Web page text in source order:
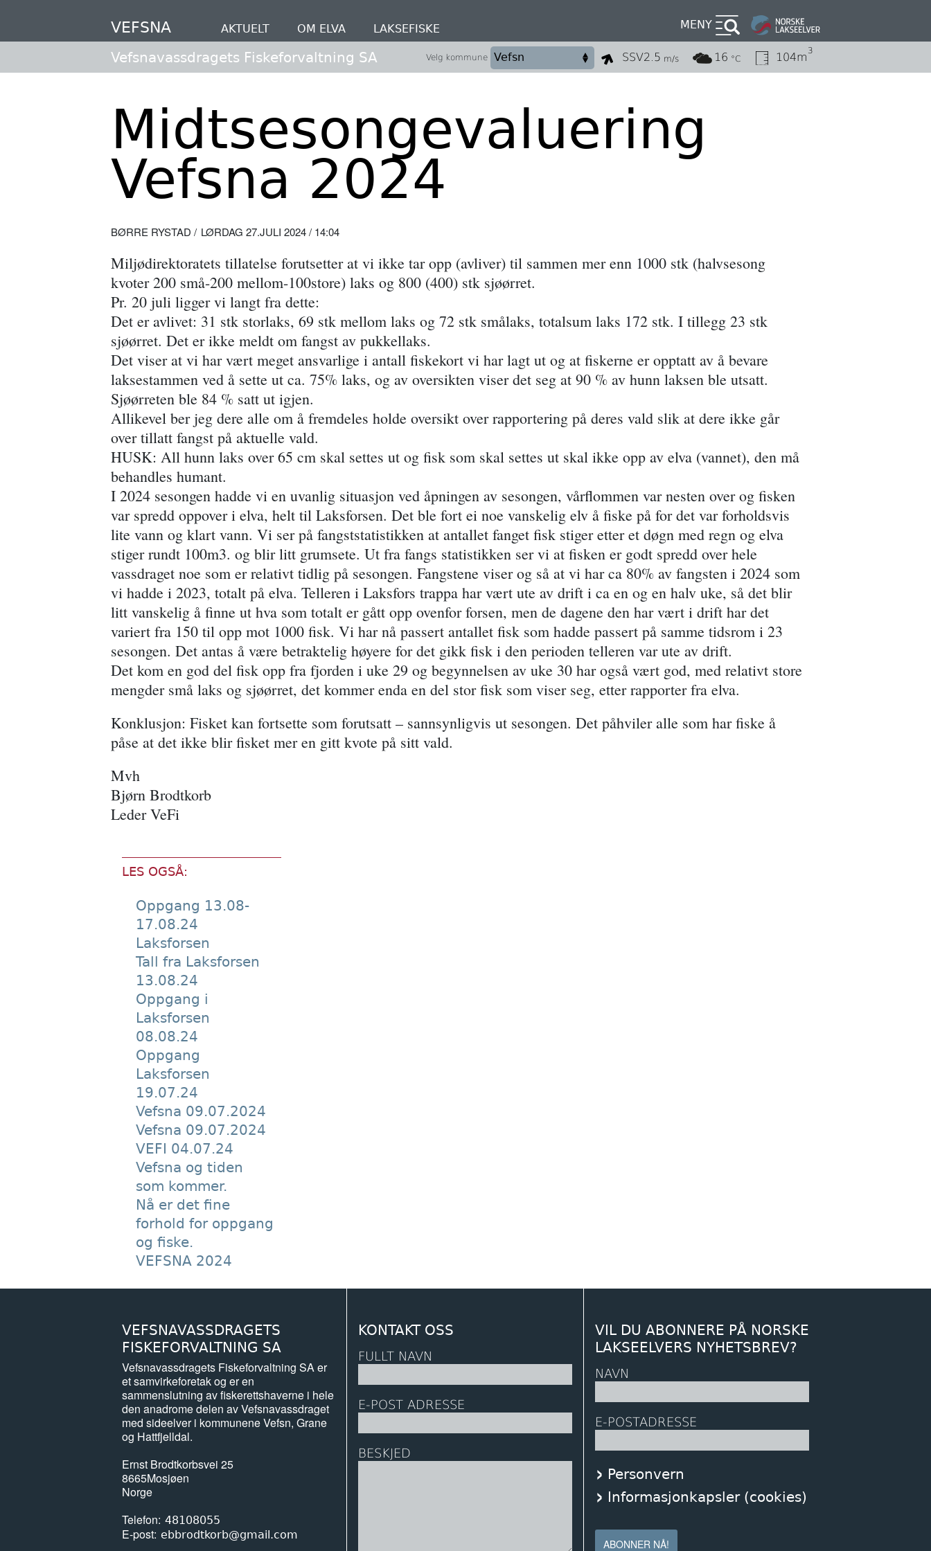
hovedinnhold
VEFSNA AKTUELT OM ELVA LAKSEFISKE MENY
Vefsnavassdragets Fiskeforvaltning SA Velg kommune SSV2.5 m/s 16 °C 104m 3
Midtsesongevaluering
Vefsna 2024
BØRRE RYSTAD LØRDAG 27.JULI 2024 / 14:04
Miljødirektoratets tillatelse forutsetter at vi ikke tar opp (avliver) til sammen mer enn 1000 stk (halvsesong
kvoter 200 små-200 mellom-100store) laks og 800 (400) stk sjøørret.
Pr. 20 juli ligger vi langt fra dette:
Det er avlivet: 31 stk storlaks, 69 stk mellom laks og 72 stk smålaks, totalsum laks 172 stk. I tillegg 23 stk
sjøørret. Det er ikke meldt om fangst av pukkellaks.
Det viser at vi har vært meget ansvarlige i antall fiskekort vi har lagt ut og at fiskerne er opptatt av å bevare
laksestammen ved å sette ut ca. 75% laks, og av oversikten viser det seg at 90 % av hunn laksen ble utsatt.
Sjøørreten ble 84 % satt ut igjen.
Allikevel ber jeg dere alle om å fremdeles holde oversikt over rapportering på deres vald slik at dere ikke går
over tillatt fangst på aktuelle vald.
HUSK: All hunn laks over 65 cm skal settes ut og fisk som skal settes ut skal ikke opp av elva (vannet), den må
behandles humant.
I 2024 sesongen hadde vi en uvanlig situasjon ved åpningen av sesongen, vårflommen var nesten over og fisken
var spredd oppover i elva, helt til Laksforsen. Det ble fort ei noe vanskelig elv å fiske på for det var forholdsvis
lite vann og klart vann. Vi ser på fangststatistikken at antallet fanget fisk stiger etter et døgn med regn og elva
stiger rundt 100m3. og blir litt grumsete. Ut fra fangs statistikken ser vi at fisken er godt spredd over hele
vassdraget noe som er relativt tidlig på sesongen. Fangstene viser og så at vi har ca 80% av fangsten i 2024 som
vi hadde i 2023, totalt på elva. Telleren i Laksfors trappa har vært ute av drift i ca en og en halv uke, så det blir
litt vanskelig å finne ut hva som totalt er gått opp ovenfor forsen, men de dagene den har vært i drift har det
variert fra 150 til opp mot 1000 fisk. Vi har nå passert antallet fisk som hadde passert på samme tidsrom i 23
sesongen. Det antas å være betraktelig høyere for det gikk fisk i den perioden telleren var ute av drift.
Det kom en god del fisk opp fra fjorden i uke 29 og begynnelsen av uke 30 har også vært god, med relativt store
mengder små laks og sjøørret, det kommer enda en del stor fisk som viser seg, etter rapporter fra elva.
Konklusjon: Fisket kan fortsette som forutsatt – sannsynligvis ut sesongen. Det påhviler alle som har fiske å
påse at det ikke blir fisket mer en gitt kvote på sitt vald.
Mvh
Bjørn Brodtkorb
Leder VeFi
LES OGSÅ:
Oppgang 13.08-
17.08.24
Laksforsen
Tall fra Laksforsen
13.08.24
Oppgang i
Laksforsen
08.08.24
Oppgang
Laksforsen
19.07.24
Vefsna 09.07.2024
Vefsna 09.07.2024
VEFI 04.07.24
Vefsna og tiden
som kommer.
Nå er det fine
forhold for oppgang
og fiske.
VEFSNA 2024
VEFSNAVASSDRAGETS
FISKEFORVALTNING SA
Vefsnavassdragets Fiskeforvaltning SA er
et samvirkeforetak og er en
sammenslutning av fiskerettshaverne i hele
den anadrome delen av Vefsnavassdraget
med sideelver i kommunene Vefsn, Grane
og Hattfjelldal.
Ernst Brodtkorbsvei 25
8665Mosjøen
Norge
Telefon 48108055
E-post ebbrodtkorb@gmail.com
KONTAKT OSS
FULLT NAVN
E-POST ADRESSE
BESKJED
VIL DU ABONNERE PÅ NORSKE
LAKSEELVERS NYHETSBREV?
NAVN
E-POSTADRESSE
Personvern
Informasjonkapsler (cookies)